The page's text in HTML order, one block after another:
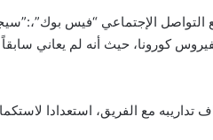
الإجتماعي “فيس
كورونا، حيث أنه لم يعاني
تداريبه مع الفريق، استعدادا